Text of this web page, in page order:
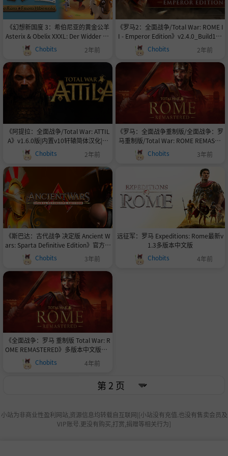
《幻想新国度 3：希伯尼亚的黄金公羊
Asterix & Obelix XXXL: Der Widder au
s Hibernia》V1.3.13 官中 容量4.3GB
Chobits 2年前
《罗马2：全面战争/Total War: ROME I
I - Emperor Edition》v2.4.0_Build197
28.1528456皇帝版.帝王版|集成DLCs|
容量33GB|内置简体中文汉化,修复闪字|
支持键盘.鼠标|赠音乐原声|赠多项修改
器|赠完美存档|赠多个实用MOD
Chobits 2年前
《阿提拉：全面战争/Total War: ATTIL
A》v1.6.0版|内置v10轩辕简体汉化|支
持键盘.鼠标|赠官方原声43首BGM|赠多
项修改器|赠满国库初始存档
Chobits 2年前
《罗马：全面战争重制版/全面战争：罗
马重制版/Total War: ROME REMASTE
RED》v2.0.5|容量48.4GB|官方简体中
文|支持键盘.鼠标|赠多项修改器
Chobits 3年前
《斯巴达：古代战争 决定版 Ancient W
ars: Sparta Definitive Edition》官方中
文|Build 9873241|v20230109|容量6.3
6GB|官方简体中文|支持键盘.鼠标
Chobits 3年前
远征军：罗马 Expeditions: Rome最新v
1.3多版本中文版
Chobits
4年前
《全面战争：罗马 重制版 Total War: R
OME REMASTERED》多版本中文版本v
2.5+4K高清纹理包
Chobits 4年前
小站为非商业性盈利网站,资源信息均转载自互联网|[小站没有充值.也没有售卖会员及
VIP账号.更没有购买,打赏,捐赠等相关行为]